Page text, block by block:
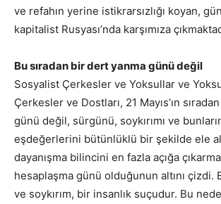
ve refahın yerine istikrarsızlığı koyan,
kapitalist Rusyası’nda karşımıza
Bu sıradan bir dert yanma günü değil
Sosyalist Çerkesler ve Yoksullar ve
Çerkesler ve Dostları, 21 Mayıs’ın
günü değil, sürgünü, soykırımı ve
eşdeğerlerini bütünlüklü bir şekilde ele
dayanışma bilincini en fazla açığa
hesaplaşma günü olduğunun altını çizdi.
ve soykırım, bir insanlık suçudur. Bu